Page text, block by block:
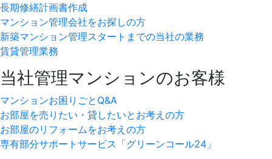
長期修繕計画書作成
マンション管理会社をお探しの方
新築マンション管理スタートまでの当社の業務
賃貸管理業務
当社管理マンションのお客様
マンションお困りごとQ&A
お部屋を売りたい・貸したいとお考えの方
お部屋のリフォームをお考えの方
専有部分サポートサービス「グリーンコール24」